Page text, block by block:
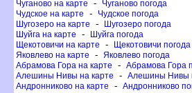
Чуганово на карте
-
Чуганово погода
Чудское на карте
-
Чудское погода
Шугозеро на карте
-
Шугозеро погода
Шуйга на карте
-
Шуйга погода
Щекотовичи на карте
-
Щекотовичи погода
Яковлево на карте
-
Яковлево погода
Абрамова Гора на карте
- Абрамова Гора
Алешины Нивы на карте
- Алешины Нивы
Андронниково на карте
- Андронниково